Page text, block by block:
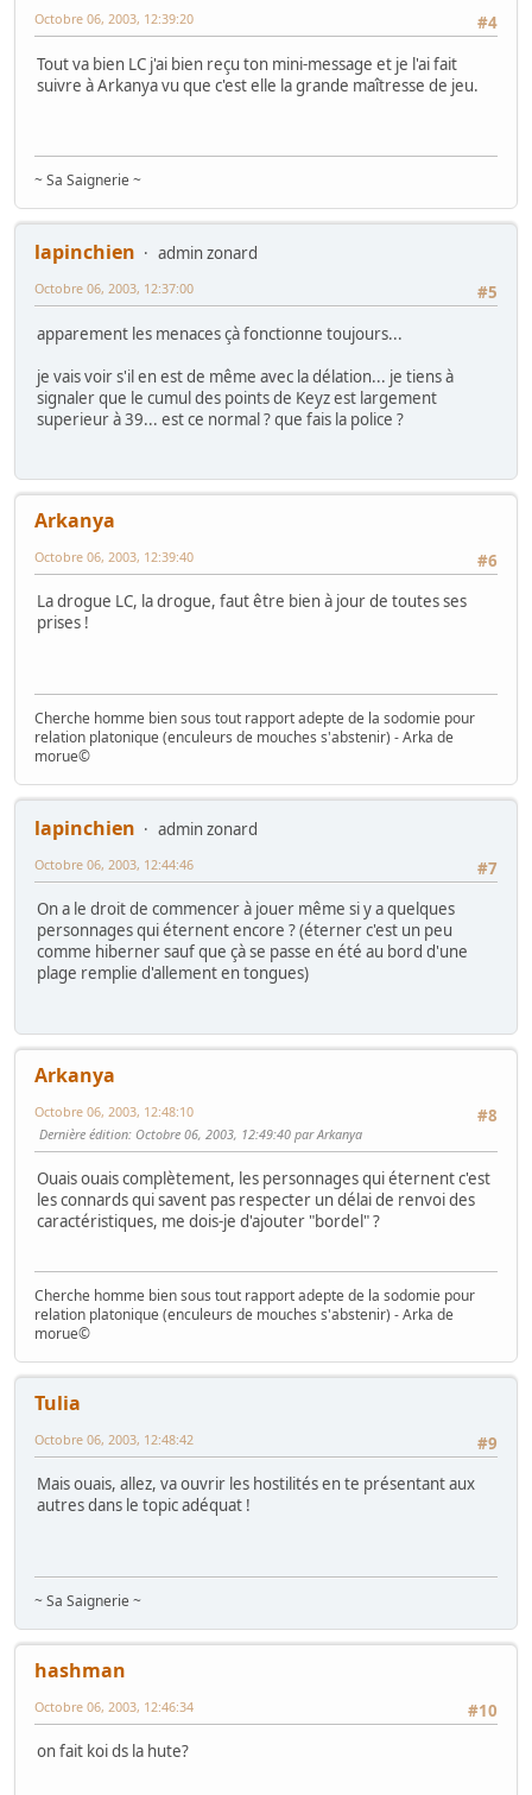
#4
Octobre 06, 2003, 12:39:20
Tout va bien LC j'ai bien reçu ton mini-message et je l'ai fait
suivre à Arkanya vu que c'est elle la grande maîtresse de jeu.
~ Sa Saignerie ~
lapinchien
admin zonard
#5
Octobre 06, 2003, 12:37:00
apparement les menaces çà fonctionne toujours...
je vais voir s'il en est de même avec la délation... je tiens à
signaler que le cumul des points de Keyz est largement
superieur à 39... est ce normal ? que fais la police ?
Arkanya
#6
Octobre 06, 2003, 12:39:40
La drogue LC, la drogue, faut être bien à jour de toutes ses
prises !
Cherche homme bien sous tout rapport adepte de la sodomie pour
relation platonique (enculeurs de mouches s'abstenir) - Arka de
morue©
lapinchien
admin zonard
#7
Octobre 06, 2003, 12:44:46
On a le droit de commencer à jouer même si y a quelques
personnages qui éternent encore ? (éterner c'est un peu
comme hiberner sauf que çà se passe en été au bord d'une
plage remplie d'allement en tongues)
Arkanya
#8
Octobre 06, 2003, 12:48:10
Dernière édition: Octobre 06, 2003, 12:49:40 par Arkanya
Ouais ouais complètement, les personnages qui éternent c'est
les connards qui savent pas respecter un délai de renvoi des
caractéristiques, me dois-je d'ajouter "bordel" ?
Cherche homme bien sous tout rapport adepte de la sodomie pour
relation platonique (enculeurs de mouches s'abstenir) - Arka de
morue©
Tulia
#9
Octobre 06, 2003, 12:48:42
Mais ouais, allez, va ouvrir les hostilités en te présentant aux
autres dans le topic adéquat !
~ Sa Saignerie ~
hashman
#10
Octobre 06, 2003, 12:46:34
on fait koi ds la hute?